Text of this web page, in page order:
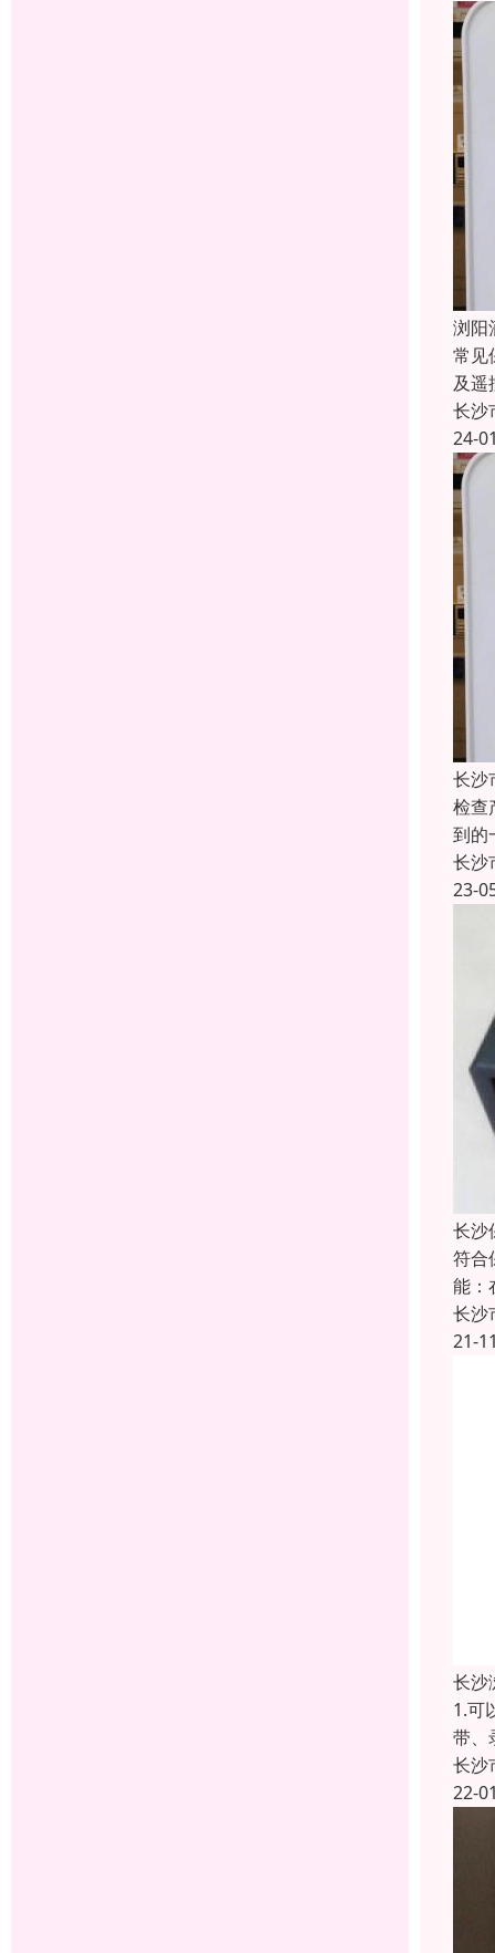
浏阳
常见
及遥
长沙
24-
长沙
检查
到的
长沙
23-
长沙
符合
能：
长沙
21-
长沙
1.可
带、
长沙
22-